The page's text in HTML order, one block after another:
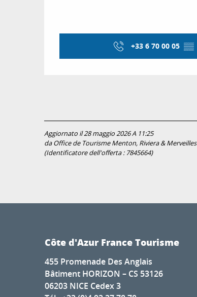
+33 6 70 00 05 ▒▒
Aggiornato il 28 maggio 2026 A 11:25
da Office de Tourisme Menton, Riviera & Merveilles
(Identificatore dell'offerta : 7845664)
Côte d'Azur France Tourisme
455 Promenade Des Anglais
Bâtiment HORIZON – CS 53126
06203 NICE Cedex 3